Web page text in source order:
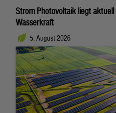
Strom Photovoltaik liegt
Wasserkraft
5. August 2026